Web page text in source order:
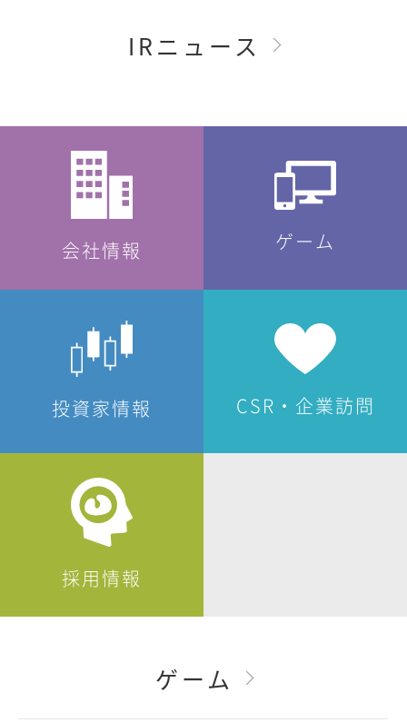
IRニュース
会社情報
ゲーム
投資家情報 CSR・企業訪問
採用情報
ゲーム